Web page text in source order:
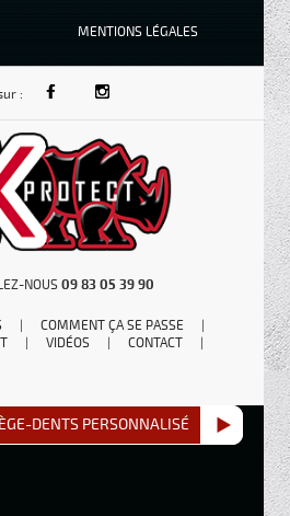
NOUS 09 83 05 39 90
:
MENTIONS LÉGALES
COMMENT ÇA SE PASSE
VIDÉOS CONTACT
DENTS PERSONNALISÉ